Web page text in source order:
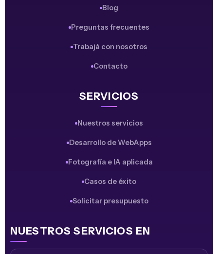
Blog
Preguntas frecuentes
Trabajá con nosotros
Contacto
SERVICIOS
Nuestros servicios
Desarrollo de WebApps
Fotografía e IA aplicada
Casos de éxito
Solicitar presupuesto
NUESTROS SERVICIOS EN